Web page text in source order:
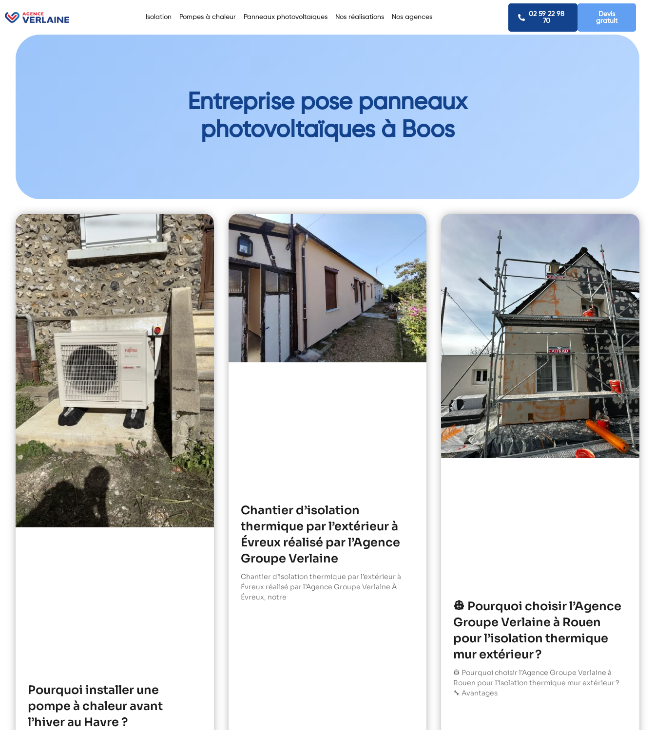
Isolation Pompes à chaleur Panneaux photovoltaïques Nos réalisations Nos agences
02 59 22 98
70
Devis
gratuit
Entreprise pose panneaux
photovoltaïques à Boos
Pourquoi installer une
pompe à chaleur avant
l’hiver au Havre ?
Chantier d’isolation
thermique par l’extérieur à
Évreux réalisé par l’Agence
Groupe Verlaine
Chantier d’isolation thermique par l’extérieur à
Évreux réalisé par l’Agence Groupe Verlaine À
Évreux, notre
👷 Pourquoi choisir l’Agence
Groupe Verlaine à Rouen
pour l’isolation thermique
mur extérieur ?
👷 Pourquoi choisir l’Agence Groupe Verlaine à
Rouen pour l’isolation thermique mur extérieur ?
🔧 Avantages